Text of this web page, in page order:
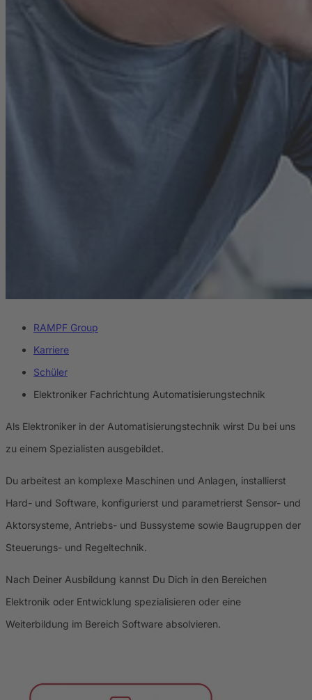
RAMPF Group
Karriere
Schüler
Elektroniker Fachrichtung Automatisierungstechnik
Als Elektroniker in der Automatisierungstechnik wirst Du bei uns
zu einem Spezialisten ausgebildet.
Du arbeitest an komplexe Maschinen und Anlagen, installierst
Hard- und Software, konfigurierst und parametrierst Sensor- und
Aktorsysteme, Antriebs- und Bussysteme sowie Baugruppen der
Steuerungs- und Regeltechnik.
Nach Deiner Ausbildung kannst Du Dich in den Bereichen
Elektronik oder Entwicklung spezialisieren oder eine
Weiterbildung im Bereich Software absolvieren.